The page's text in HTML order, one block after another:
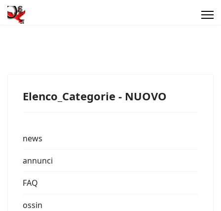
Elenco_Categorie - NUOVO
news
annunci
FAQ
ossin